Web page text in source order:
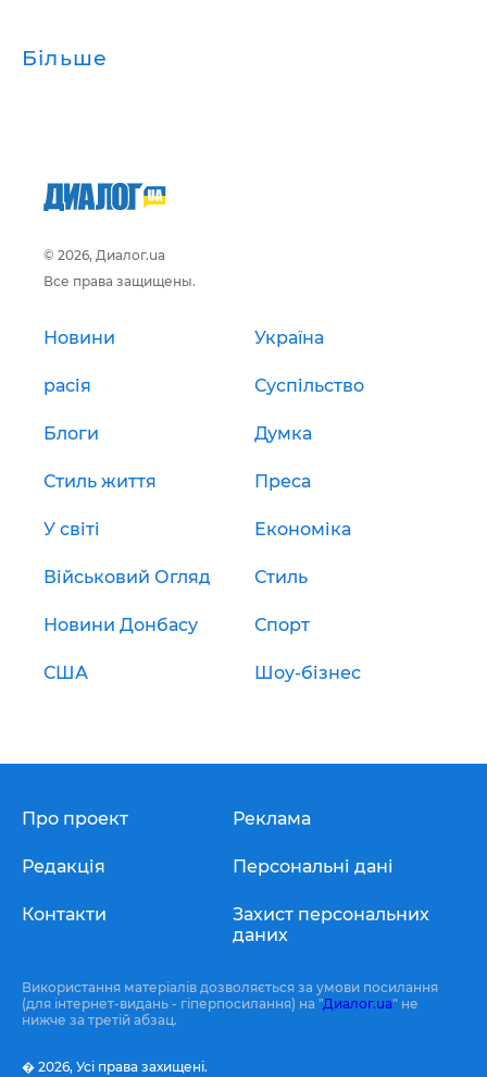
Більше
© 2026, Диалог.ua
Все права защищены.
Новини Україна
расія Суспільство
Блоги Думка
Стиль життя Преса
У світі Економіка
Військовий Огляд Стиль
Новини Донбасу Спорт
США Шоу-бізнес
Про проект
Редакція
Контакти
Реклама
Персональні дані
Захист персональних
даних
Використання матеріалів дозволяється за умови посилання
(для інтернет-видань - гіперпосилання) на "Диалог.ua" не
нижче за третій абзац.
� 2026, Усі права захищені.